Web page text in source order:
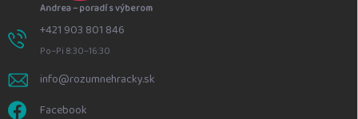
Andrea – poradí s výberom
+421 903 801 846
Po–Pi 8:30–16:30
info@rozumnehracky.sk
Facebook